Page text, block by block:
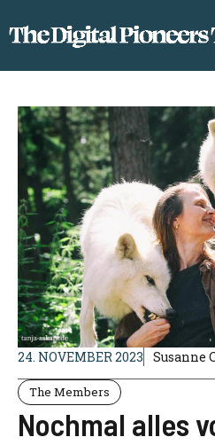
Inhalt
24. NOVEMBER 2023 Susanne
The Members
Nochmal alles